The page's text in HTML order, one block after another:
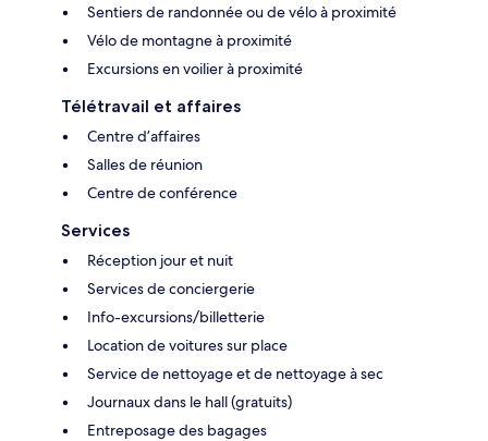
Sentiers de randonnée ou de vélo à proximité
Vélo de montagne à proximité
Excursions en voilier à proximité
Télétravail et affaires
Centre d’affaires
Salles de réunion
Centre de conférence
Services
Réception jour et nuit
Services de conciergerie
Info-excursions/billetterie
Location de voitures sur place
Service de nettoyage et de nettoyage à sec
Journaux dans le hall (gratuits)
Entreposage des bagages